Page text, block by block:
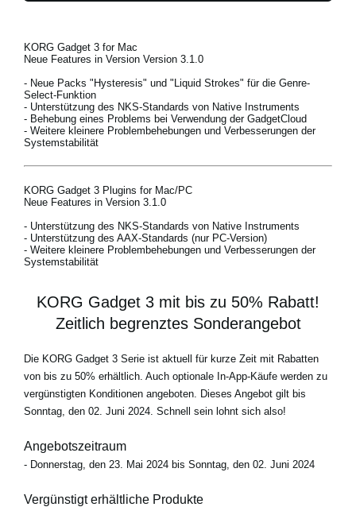
KORG Gadget 3 for Mac
Neue Features in Version Version 3.1.0
- Neue Packs "Hysteresis" und "Liquid Strokes" für die Genre-
Select-Funktion
- Unterstützung des NKS-Standards von Native Instruments
- Behebung eines Problems bei Verwendung der GadgetCloud
- Weitere kleinere Problembehebungen und Verbesserungen der
Systemstabilität
KORG Gadget 3 Plugins for Mac/PC
Neue Features in Version 3.1.0
- Unterstützung des NKS-Standards von Native Instruments
- Unterstützung des AAX-Standards (nur PC-Version)
- Weitere kleinere Problembehebungen und Verbesserungen der
Systemstabilität
KORG Gadget 3 mit bis zu 50% Rabatt!
Zeitlich begrenztes Sonderangebot
Die KORG Gadget 3 Serie ist aktuell für kurze Zeit mit Rabatten
von bis zu 50% erhältlich. Auch optionale In-App-Käufe werden zu
vergünstigten Konditionen angeboten. Dieses Angebot gilt bis
Sonntag, den 02. Juni 2024. Schnell sein lohnt sich also!
Angebotszeitraum
- Donnerstag, den 23. Mai 2024 bis Sonntag, den 02. Juni 2024
Vergünstigt erhältliche Produkte